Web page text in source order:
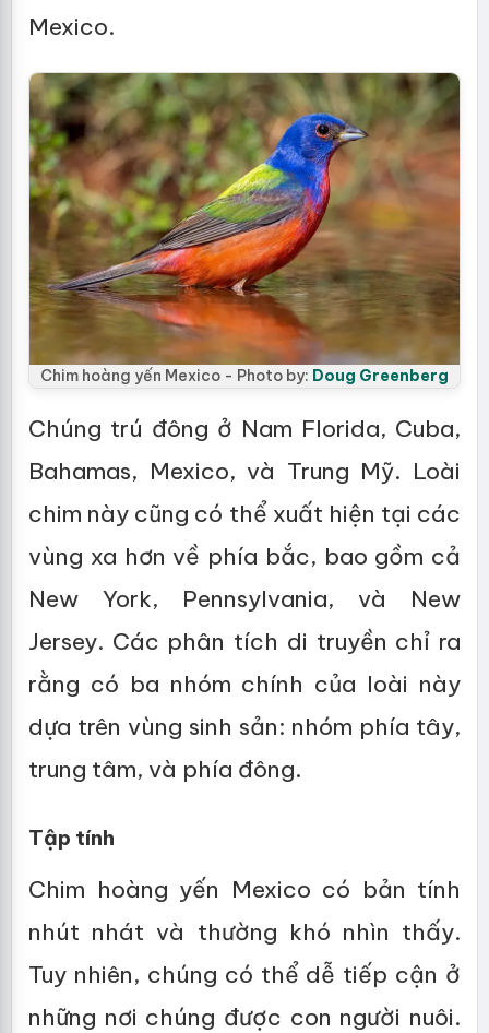
Mexico.
Chim hoàng yến Mexico - Photo by: Doug Greenberg
Chúng trú đông ở Nam Florida, Cuba,
Bahamas, Mexico, và Trung Mỹ. Loài
chim này cũng có thể xuất hiện tại các
vùng xa hơn về phía bắc, bao gồm cả
New York, Pennsylvania, và New
Jersey. Các phân tích di truyền chỉ ra
rằng có ba nhóm chính của loài này
dựa trên vùng sinh sản: nhóm phía tây,
trung tâm, và phía đông.
Tập tính
Chim hoàng yến Mexico có bản tính
nhút nhát và thường khó nhìn thấy.
Tuy nhiên, chúng có thể dễ tiếp cận ở
những nơi chúng được con người nuôi.